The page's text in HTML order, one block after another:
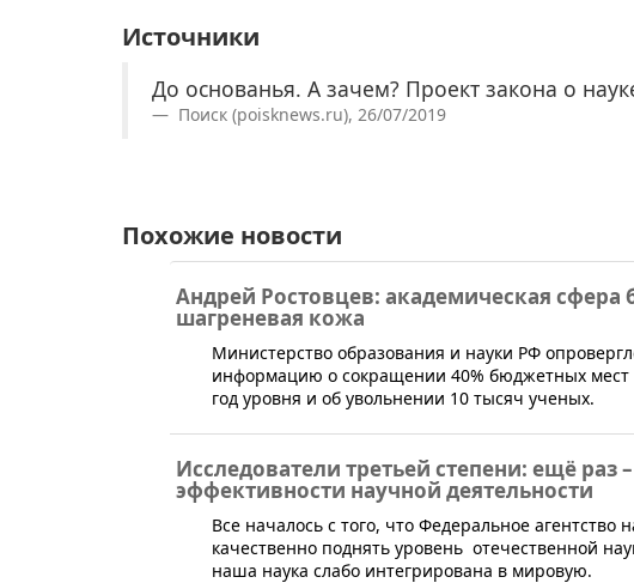
Источники
До основанья. А зачем? Проект закона о
Поиск (poisknews.ru), 26/07/2019
Похожие новости
Андрей Ростовцев: академическая сфера
шагреневая кожа
​Министерство образования и науки РФ
информацию о сокращении 40% бюджетных мест
год уровня и об увольнении 10 тысяч ученых.
Исследователи третьей степени: ещё раз
эффективности научной деятельности
Все началось с того, что Федеральное
качественно поднять уровень отечественной
наша наука слабо интегрирована в мировую.